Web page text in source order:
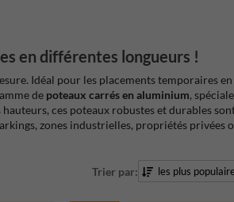
en différentes longueurs !
Idéal pour les placements temporaires en
de poteaux carrés en aluminium,
ces poteaux robustes et durables
zones industrielles, propriétés privées
Trier par: